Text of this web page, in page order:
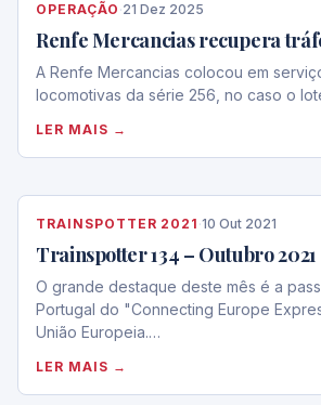
OPERAÇÃO ·21 Dez 2025
Renfe Mercancias recupera
A Renfe Mercancias colocou em
locomotivas da série 256, no caso o
LER MAIS →
TRAINSPOTTER 2021 ·10 Out 2021
Trainspotter 134 – Outubro 2021
O grande destaque deste mês é a
Portugal do "Connecting Europe
União Europeia.…
LER MAIS →